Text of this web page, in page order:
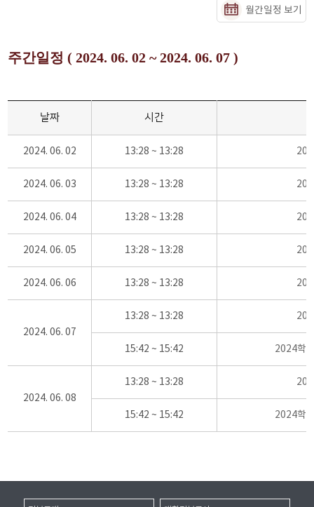
월간일정 보기
주간일정 ( 2024. 06. 02 ~ 2024. 06. 07 )
날짜 시간
2024. 06. 02 13:28 ~ 13:28
2024. 06. 03 13:28 ~ 13:28
2024. 06. 04 13:28 ~ 13:28
2024. 06. 05 13:28 ~ 13:28
2024. 06. 06 13:28 ~ 13:28
2024. 06. 07
13:28 ~ 13:28
15:42 ~ 15:42 2024학
2024. 06. 08
13:28 ~ 13:28
15:42 ~ 15:42 2024학